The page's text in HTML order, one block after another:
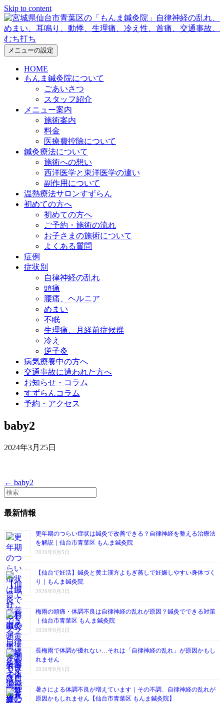
Skip to content
メニューの設定
HOME
もんま鍼灸院について
ごあいさつ
スタッフ紹介
メニュー案内
施術案内
料金
医療費控除について
鍼灸療法について
施術への想い
西洋医学と東洋医学の違い
副作用について
温熱療法サロンすずらん
初めての方へ
初めての方へ
ご予約・施術の流れ
お子さまの施術について
よくある質問
症例
症状別
自律神経の乱れ
頭痛
腰痛、ヘルニア
めまい
不眠
生理痛、月経前症候群
冷え
逆子灸
病気療養中の方へ
交通事故に遭われた方へ
お知らせ・コラム
すずらんコラム
予約・アクセス
baby2
2024年3月25日
← baby2
最新情報
更年期のつらい症状は鍼灸で改善できる？自律神経を整える治療法
を解説｜仙台市青葉区 もんま鍼灸院
2026年8月5日
【仙台で妊活】鍼灸と黄土漢方よもぎ蒸しで妊娠しやすい身体づく
り｜もんま鍼灸院
2026年8月3日
梅雨の頭痛・体調不良は自律神経の乱れが原因？鍼灸でできる対策
｜仙台市青葉区 もんま鍼灸院
2026年8月2日
長梅雨で体調が優れない…それは「自律神経の乱れ」が原因かもし
れません
2026年8月1日
暑さによる体調不良が増えています｜その不調、自律神経の乱れが
原因かもしれません【仙台市青葉区 もんま鍼灸院】